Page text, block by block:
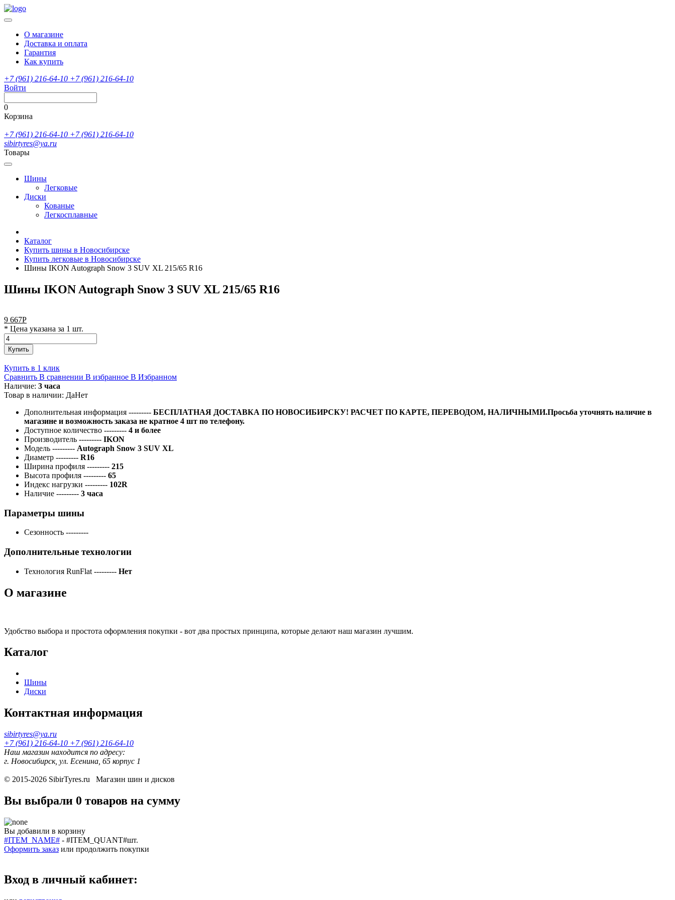
О магазине
Доставка и оплата
Гарантия
Как купить
+7 (961) 216-64-10 +7 (961) 216-64-10
Войти
0
Корзина
+7 (961) 216-64-10 +7 (961) 216-64-10
sibirtyres@ya.ru
Товары
Шины
Легковые
Диски
Кованые
Легкосплавные
Каталог
Купить шины в Новосибирске
Купить легковые в Новосибирске
Шины IKON Autograph Snow 3 SUV XL 215/65 R16
Шины IKON Autograph Snow 3 SUV XL 215/65 R16
9 667Р
* Цена указана за 1 шт.
Купить
Купить в 1 клик
Сравнить В сравнении В избранное В Избранном
Наличие: 3 часа
Товар в наличии: ДаНет
Дополнительная информация --------- БЕСПЛАТНАЯ ДОСТАВКА ПО НОВОСИБИРСКУ! РАСЧЕТ ПО КАРТЕ, ПЕРЕВОДОМ, НАЛИЧНЫМИ.Просьба уточнять наличие в
магазине и возможность заказа не кратное 4 шт по телефону.
Доступное количество --------- 4 и более
Производитель --------- IKON
Модель --------- Autograph Snow 3 SUV XL
Диаметр --------- R16
Ширина профиля --------- 215
Высота профиля --------- 65
Индекс нагрузки --------- 102R
Наличие --------- 3 часа
Параметры шины
Сезонность ---------
Дополнительные технологии
Технология RunFlat --------- Нет
О магазине
Удобство выбора и простота оформления покупки - вот два простых принципа, которые делают наш магазин лучшим.
Каталог
Шины
Диски
Контактная информация
sibirtyres@ya.ru
+7 (961) 216-64-10 +7 (961) 216-64-10
Наш магазин находится по адресу:
г. Новосибирск, ул. Есенина, 65 корпус 1
© 2015-2026 SibirTyres.ru Магазин шин и дисков
Вы выбрали 0 товаров на сумму
Вы добавили в корзину
#ITEM_NAME# - #ITEM_QUANT#шт.
Оформить заказ или продолжить покупки
Вход в личный кабинет: